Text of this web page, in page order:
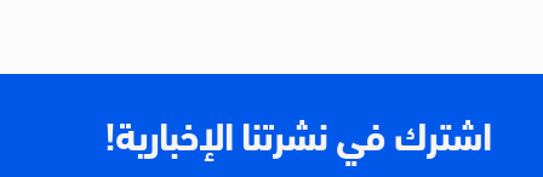
اشترك في نشرتنا الإخبارية!